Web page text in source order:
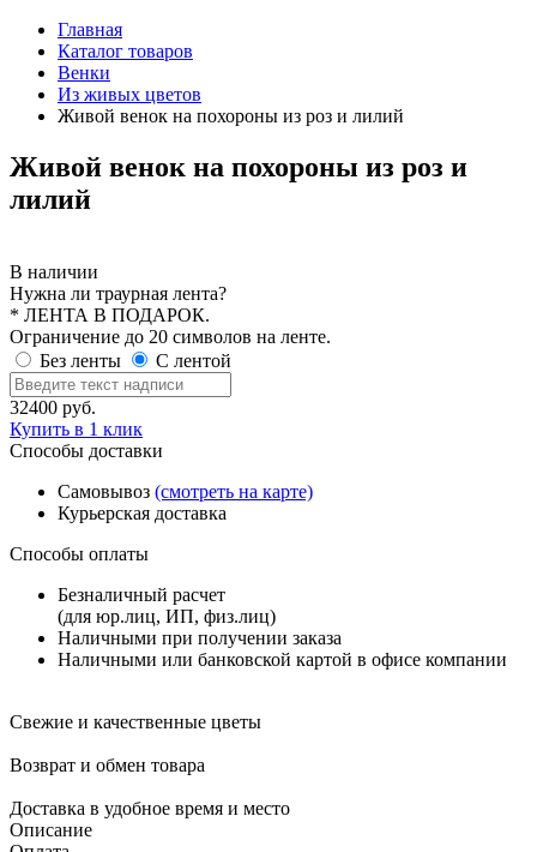
Главная
Каталог товаров
Венки
Из живых цветов
Живой венок на похороны из роз и лилий
Живой венок на похороны из роз и
лилий
В наличии
Нужна ли траурная лента?
* ЛЕНТА В ПОДАРОК.
Ограничение до 20 символов на ленте.
Без ленты
С лентой
32400 руб.
Купить в 1 клик
Способы доставки
Самовывоз (смотреть на карте)
Курьерская доставка
Способы оплаты
Безналичный расчет
(для юр.лиц, ИП, физ.лиц)
Наличными при получении заказа
Наличными или банковской картой в офисе компании
Свежие и качественные цветы
Возврат и обмен товара
Доставка в удобное время и место
Описание